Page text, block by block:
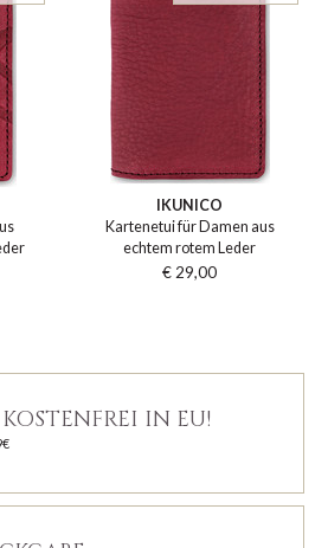
IKUNICO
Kartenetui für Damen aus
echtem rotem Leder
€ 29,00
IN EU!